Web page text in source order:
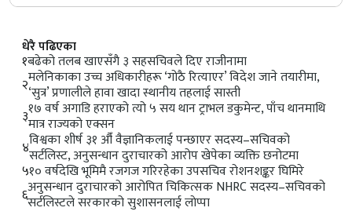
धेरै पढिएका
१बढेको तलब खाएसँगै ३ सहसचिवले दिए राजीनामा
२मलेनिकाका उच्च अधिकारीहरू ‘गोठै रित्याएर’ विदेश जाने तयारीमा,
‘सुत्र’ प्रणालीले हावा खादा स्थानीय तहलाई सास्ती
३१७ वर्ष अगाडि हराएको त्यो ५ सय थान ट्राभल डकुमेन्ट, पाँच थानमाथि
मात्र राज्यको एक्सन
४विश्वका शीर्ष ३१ औँ वैज्ञानिकलाई पन्छाएर सदस्य–सचिवको
सर्टलिस्ट, अनुसन्धान दुराचारको आरोप खेपेका व्यक्ति छनोटमा
५१० वर्षदेखि भूमिमै रजगज गरिरहेका उपसचिव रोशनशङ्कर घिमिरे
६अनुसन्धान दुराचारको आरोपित चिकित्सक NHRC सदस्य–सचिवको
सर्टलिस्टले सरकारको सुशासनलाई लाेप्पा